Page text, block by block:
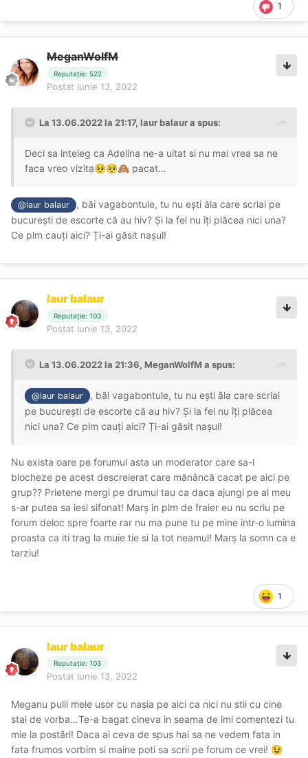
1
MeganWolfM
Reputație: 522
Postat Iunie 13, 2022
La 13.06.2022 la 21:17, laur balaura spus:
Deci sa inteleg ca Adelina ne-a uitat si nu mai vrea sa ne
faca vreo vizita🥺🥺🙈 pacat…
@laur balaur
, băi vagabontule, tu nu ești ăla care scriai pe
bucurești de escorte că au hiv? Și la fel nu îți plăcea nici una?
Ce plm cauți aici? Ți-ai găsit nașul!
laur balaur
Reputație: 103
Postat Iunie 13, 2022
La 13.06.2022 la 21:36, MeganWolfM a spus:
@laur balaur
, băi vagabontule, tu nu ești ăla care scriai
pe bucurești de escorte că au hiv? Și la fel nu îți plăcea
nici una? Ce plm cauți aici? Ți-ai găsit nașul!
Nu exista oare pe forumul asta un moderator care sa-l
blocheze pe acest descreierat care mănâncă cacat pe aici pe
grup?? Prietene mergi pe drumul tau ca daca ajungi pe al meu
s-ar putea sa iesi sifonat! Marș in plm de fraier eu nu scriu pe
forum deloc spre foarte rar nu ma pune tu pe mine intr-o lumina
proasta ca iti trag la muie tie si la tot neamul! Marș la somn ca e
tarziu!
1
laur balaur
Reputație: 103
Postat Iunie 13, 2022
Meganu pulii mele usor cu nașia pe aici ca nici nu stii cu cine
stai de vorba…Te-a bagat cineva in seama de imi comentezi tu
mie la postări! Daca ai ceva de spus hai sa ne vedem fata in
fata frumos vorbim si maine poti sa scrii pe forum ce vrei! 😉